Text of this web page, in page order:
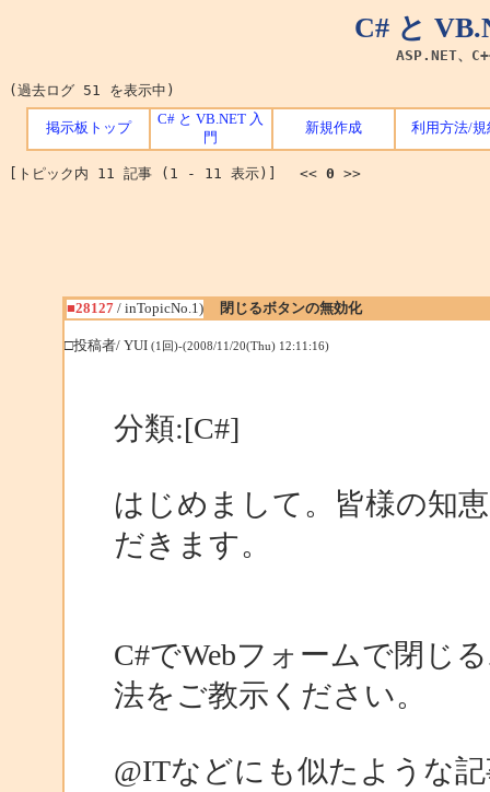
C# と
ASP.NET、
(過去ログ 51 を表示中)
掲示板トップ
C# と VB.NET 入
門
新規作成 利用方法/規
[トピック内 11 記事 (1 - 11 表示)] << 0 >>
■28127/ inTopicNo.1) 閉じるボタンの無効化
□投稿者/ YUI (1回)-(2008/11/20(Thu) 12:11:16)
分類:[C#]
はじめまして。皆様の知
だきます。
C#でWebフォームで閉じ
法をご教示ください。
@ITなどにも似たような